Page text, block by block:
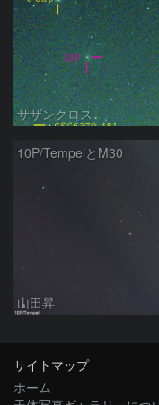
サザンクロス
10P/TempelとM30
山田昇
サイトマップ
ホーム